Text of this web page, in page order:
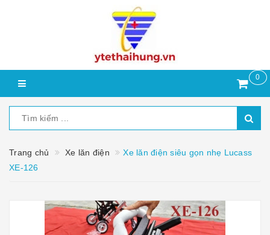
0
Trang chủ Xe lăn điện
Xe lăn điện siêu gọn nhẹ Lucass
XE-126